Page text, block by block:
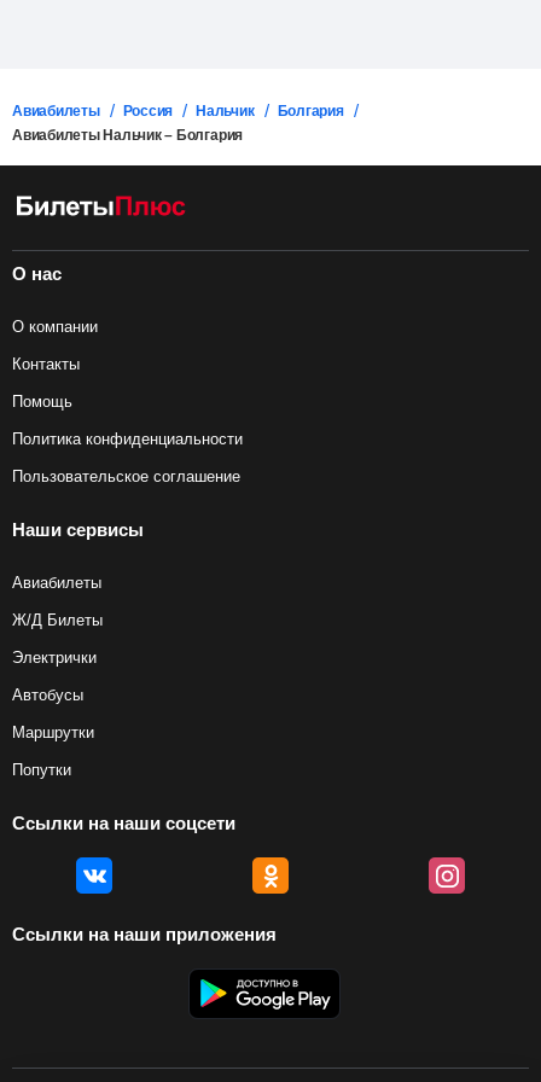
Авиабилеты Россия Нальчик
Болгария
Авиабилеты Нальчик – Болгария
О нас
О компании
Контакты
Помощь
Политика конфиденциальности
Пользовательское соглашение
Наши сервисы
Авиабилеты
Ж/Д Билеты
Электрички
Автобусы
Маршрутки
Попутки
Ссылки на наши соцсети
Ссылки на наши приложения